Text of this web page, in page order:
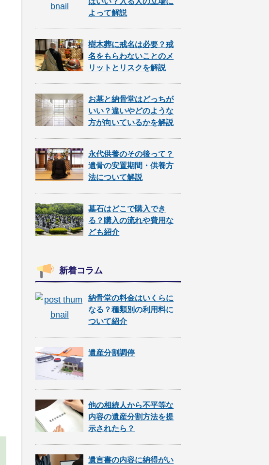
よって解説
樹木葬に戒名は必要？戒
名をもらわないことのメ
リットとリスクを解説
お墓と納骨堂はどっちが
いい？違いやどのような
方が向いているかを解説
永代供養のその後って？
遺骨の安置期間・供養方
法について解説
墓石はどこで購入でき
る？購入の流れや費用な
ども紹介
新着コラム
納骨堂の料金はいくらに
なる？種類別の利用料に
ついて紹介
遺産分割調停
他の相続人から不平等な
内容の遺産分割方法を提
示されたら？
遺言書の内容に納得がい